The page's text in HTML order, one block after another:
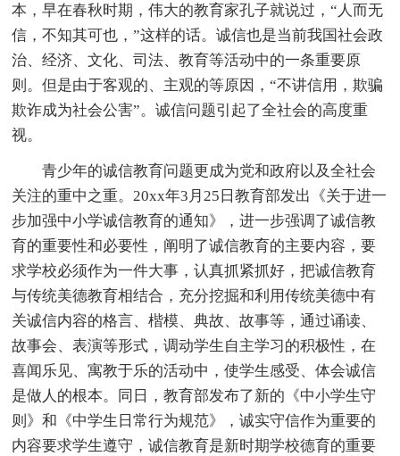
本，早在春秋时期，伟大的教育家孔子就说过，“人而无
信，不知其可也，”这样的话。诚信也是当前我国社会政
治、经济、文化、司法、教育等活动中的一条重要原
则。但是由于客观的、主观的等原因，“不讲信用，欺骗
欺诈成为社会公害”。诚信问题引起了全社会的高度重
视。
青少年的诚信教育问题更成为党和政府以及全社会
关注的重中之重。20xx年3月25日教育部发出《关于进一
步加强中小学诚信教育的通知》，进一步强调了诚信教
育的重要性和必要性，阐明了诚信教育的主要内容，要
求学校必须作为一件大事，认真抓紧抓好，把诚信教育
与传统美德教育相结合，充分挖掘和利用传统美德中有
关诚信内容的格言、楷模、典故、故事等，通过诵读、
故事会、表演等形式，调动学生自主学习的积极性，在
喜闻乐见、寓教于乐的活动中，使学生感受、体会诚信
是做人的根本。同日，教育部发布了新的《中小学生守
则》和《中学生日常行为规范》，诚实守信作为重要的
内容要求学生遵守，诚信教育是新时期学校德育的重要